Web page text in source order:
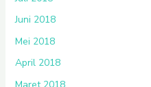
Juni 2018
Mei 2018
April 2018